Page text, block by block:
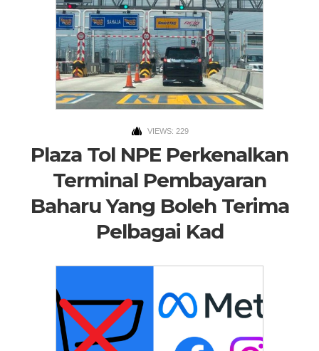
VIEWS: 229
Plaza Tol NPE Perkenalkan
Terminal Pembayaran
Baharu Yang Boleh Terima
Pelbagai Kad